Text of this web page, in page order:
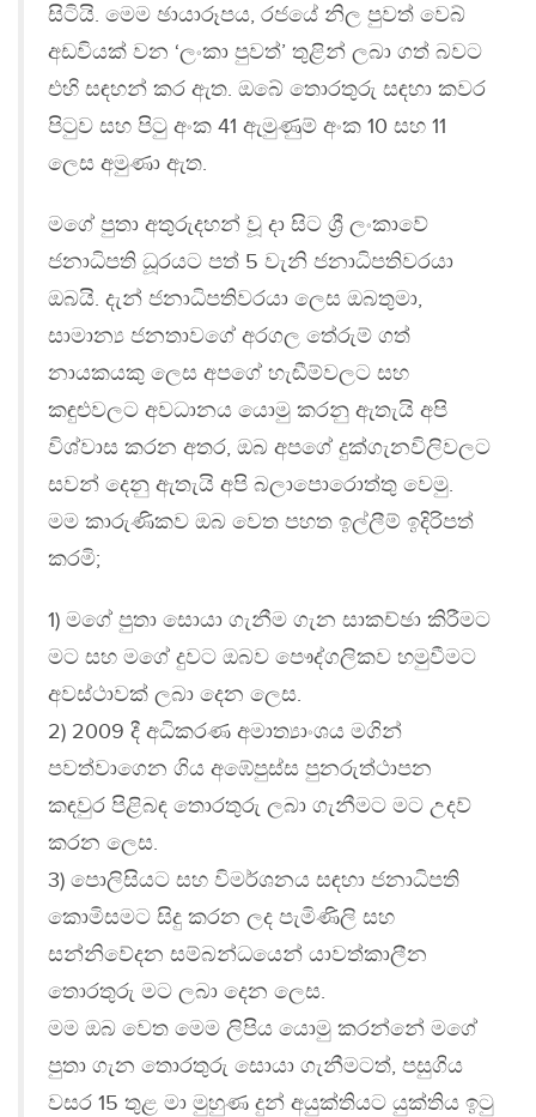
සිටියි. මෙම ඡායාරූපය, රජයේ නිල පුවත් වෙබ්
අඩවියක් වන ‘ලංකා පුවත්’ තුළින් ලබා ගත් බවට
එහි සඳහන් කර ඇත. ඔබේ තොරතුරු සඳහා කවර
පිටුව සහ පිටු අංක 41 ඇමුණුම් අංක 10 සහ 11
ලෙස අමුණා ඇත.
මගේ පුතා අතුරුදහන් වූ දා සිට ශ්‍රී ලංකාවේ
ජනාධිපති ධූරයට පත් 5 වැනි ජනාධිපතිවරයා
ඔබයි. දැන් ජනාධිපතිවරයා ලෙස ඔබතුමා,
සාමාන්‍ය ජනතාවගේ අරගල තේරුම් ගත්
නායකයකු ලෙස අපගේ හැඬීම්වලට සහ
කඳුළුවලට අවධානය යොමු කරනු ඇතැයි අපි
විශ්වාස කරන අතර, ඔබ අපගේ දුක්ගැනවිලිවලට
සවන් දෙනු ඇතැයි අපි බලාපොරොත්තු වෙමු.
මම කාරුණිකව ඔබ වෙත පහත ඉල්ලීම් ඉදිරිපත්
කරමි;
1) මගේ පුතා සොයා ගැනීම ගැන සාකච්ඡා කිරීමට
මට සහ මගේ දුවට ඔබව පෞද්ගලිකව හමුවීමට
අවස්ථාවක් ලබා දෙන ලෙස.
2) 2009 දී අධිකරණ අමාත්‍යාංශය මගින්
පවත්වාගෙන ගිය අඹේපුස්ස පුනරුත්ථාපන
කඳවුර පිළිබඳ තොරතුරු ලබා ගැනීමට මට උදව්
කරන ලෙස.
3) පොලිසියට සහ විමර්ශනය සඳහා ජනාධිපති
කොමිසමට සිදු කරන ලද පැමිණිලි සහ
සන්නිවේදන සම්බන්ධයෙන් යාවත්කාලීන
තොරතුරු මට ලබා දෙන ලෙස.
මම ඔබ වෙත මෙම ලිපිය යොමු කරන්නේ මගේ
පුතා ගැන තොරතුරු සොයා ගැනීමටත්, පසුගිය
වසර 15 තුළ මා මුහුණ දුන් අයුක්තියට යුක්තිය ඉටු